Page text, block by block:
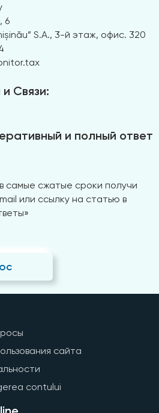
6
S.A., 3-й этаж, офис. 320
Связи:
и полный ответ
самые сжатые сроки получи
или ссылку на статью в
сайта
contului